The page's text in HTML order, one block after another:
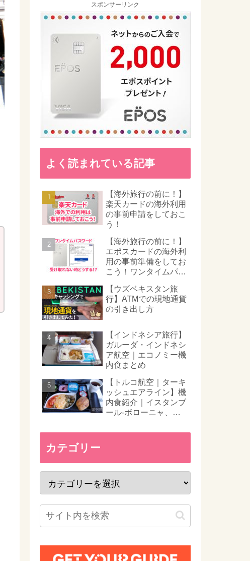
スポンサーリンク
よく読まれている記事
【海外旅行の前に！】
楽天カードの海外利用
の事前申請をしておこ
う！
【海外旅行の前に！】
エポスカードの海外利
用の事前準備をしてお
こう！ワンタイムパス
【ウズベキスタン旅
行】ATMでの現地通貨
の引き出し方
【インドネシア旅行】
ガルーダ・インドネシ
ア航空｜エコノミー機
内食まとめ
【トルコ航空｜ターキ
ッシュエアライン】機
内食紹介｜イスタンブ
ール-ボローニャ、ヴ
ブール
カテゴリー